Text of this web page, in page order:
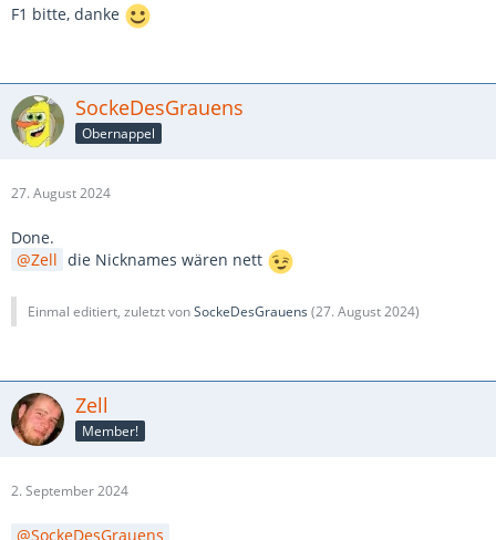
F1 bitte, danke
SockeDesGrauens
Obernappel
27. August 2024
Done.
Zell die Nicknames wären nett
Einmal editiert, zuletzt vonSockeDesGrauens (27. August 2024)
Zell
Member!
2. September 2024
SockeDesGrauens